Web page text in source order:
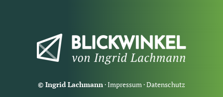
© Ingrid Lachmann·Impressum·Datenschutz